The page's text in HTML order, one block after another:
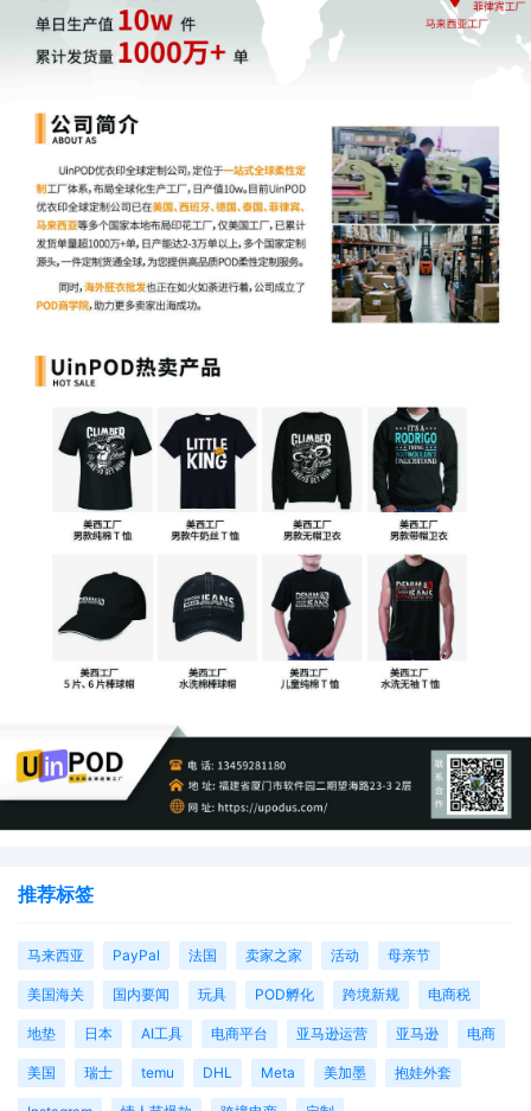
推荐标签
马来西亚 PayPal 法国 卖家之家 活动 母亲节
美国海关 国内要闻 玩具 POD孵化 跨境新规 电商税
地垫 日本 AI工具 电商平台 亚马逊运营 亚马逊 电商
美国 瑞士 temu DHL Meta 美加墨 抱娃外套